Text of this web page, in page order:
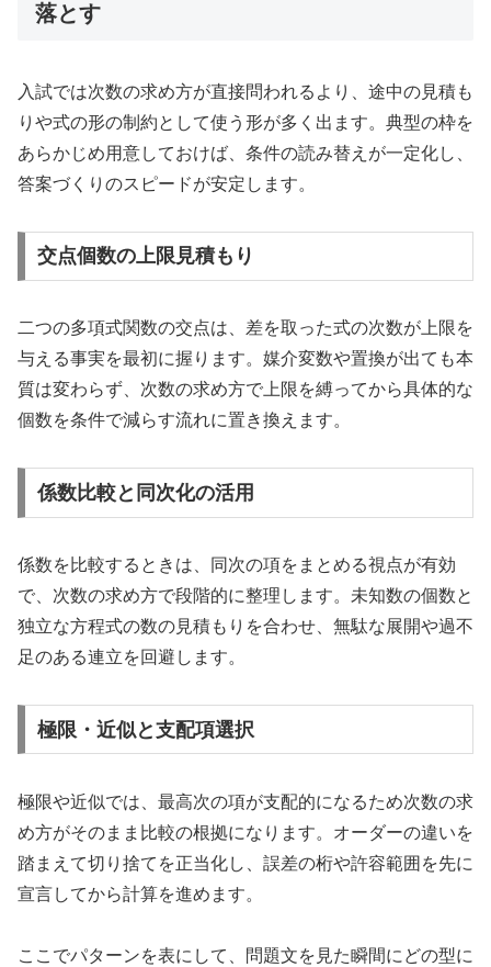
落とす
入試では次数の求め方が直接問われるより、途中の見積も
りや式の形の制約として使う形が多く出ます。典型の枠を
あらかじめ用意しておけば、条件の読み替えが一定化し、
答案づくりのスピードが安定します。
交点個数の上限見積もり
二つの多項式関数の交点は、差を取った式の次数が上限を
与える事実を最初に握ります。媒介変数や置換が出ても本
質は変わらず、次数の求め方で上限を縛ってから具体的な
個数を条件で減らす流れに置き換えます。
係数比較と同次化の活用
係数を比較するときは、同次の項をまとめる視点が有効
で、次数の求め方で段階的に整理します。未知数の個数と
独立な方程式の数の見積もりを合わせ、無駄な展開や過不
足のある連立を回避します。
極限・近似と支配項選択
極限や近似では、最高次の項が支配的になるため次数の求
め方がそのまま比較の根拠になります。オーダーの違いを
踏まえて切り捨てを正当化し、誤差の桁や許容範囲を先に
宣言してから計算を進めます。
ここでパターンを表にして、問題文を見た瞬間にどの型に